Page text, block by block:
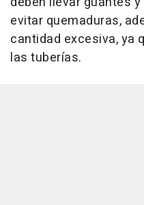
evitar quemaduras,
cantidad excesiva, ya
las tuberías.